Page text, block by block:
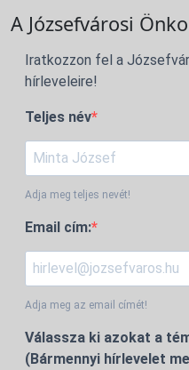
A Józsefvárosi
Iratkozzon fel a
hírleveleire!
Teljes név
Adja meg teljes nevét!
Email cím:
Adja meg az email címét!
Válassza ki azokat a
(Bármennyi hírlevelet